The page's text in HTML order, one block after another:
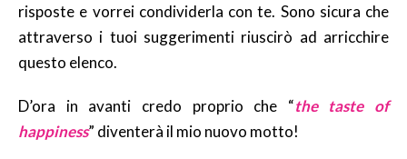
risposte e vorrei condividerla con te. Sono sicura che
attraverso i tuoi suggerimenti riuscirò ad arricchire
questo elenco.
D’ora in avanti credo proprio che “the taste of
happiness” diventerà il mio nuovo motto!